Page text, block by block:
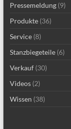
Pressemeldung(9)
Produkte(36)
Service(8)
Stanzbiegeteile(6)
Verkauf(30)
Videos(2)
Wissen (38)